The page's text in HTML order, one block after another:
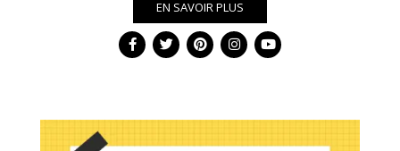
EN SAVOIR PLUS